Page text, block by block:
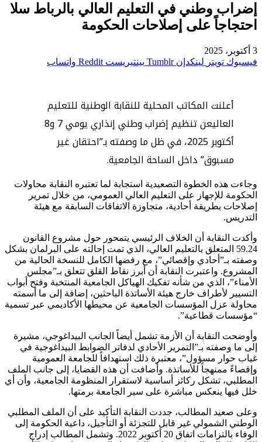
إضراب وطني في التعليم العالي بالرباط سلا
احتجاجاً على إصلاحات الحكومة
3 أكتوبر، 2025
فيسبوك تويتر لينكدإن بينتيريست واتساب
أعلنت المكاتب المحلية للنقابة الوطنية للتعليم
العاليعن تنظيم إضراب وطني إنذاري يومي 7 و8
أكتوبر 2025، في ظل ما وصفته بـ”احتقان غير
مسبوق” داخل الساحة الجامعية.
وجاءت هذه الخطوة التصعيدية استجابة لما تعتبره النقابة محاولات
الحكومة للإجهاز على التعليم العالي العمومي، من خلال تمرير
إصلاحات بطريقة أحادية، متجاوزة الاتفاقات السابقة مع هيئة
التدريس.
وأكدت النقابة أن الخلاف الرئيسي يتمحور حول مشروع القانون
59.24 المتعلق بالتعليم العالي، الذي تمت إحالته على البرلمان بشكل
وصفته بـ”أحادي وإقصائي”، مع رفضها الكامل للنسخة الحالية من
المشروع. واعتبرت النقابة أن أبرز نقاط القلق تتعلق بـ”مجلس
الأمناء”، الذي من شأنه تفكيك الهياكل الجامعية المنتخبة وفتح أبواب
التسيير لأطراف خارج هيئة الأساتذة الباحثين، إضافة إلى ما أسمته
محاولة عزل المؤسسات الجامعية عن محيطها الأكاديمي عبر تسمية
“مؤسسات قطاعية”.
وأوضحت النقابة أن الأزمة تشمل أيضاً الجانب البيداغوجي، مشيرة
إلى ما وصفته بـ”التمرير الأحادي لدفاتر الضوابط البيداغوجية في
غياب حوار مسؤول”، معتبرة ذلك استهدافاً للجامعة العمومية
وإقصاءً ممنهجاً للأساتذة. وأضافت أن هذه القضايا، إلى جانب الملف
المطلبي، تشكل ركائز أساسية لاستقرار المنظومة الجامعية، وأن أي
خلل فيها ينعكس مباشرة على سير الجامعة برمتها.
وعلى صعيد المطالب، جددت النقابة التأكيد على أن الملف المطلبي
الوطني الشمولي غير قابل للتجزئة أو التأجيل، داعية الحكومة إلى
الوفاء بالتزامات اتفاق 20 أكتوبر 2022. وتشمل المطالب إدراج